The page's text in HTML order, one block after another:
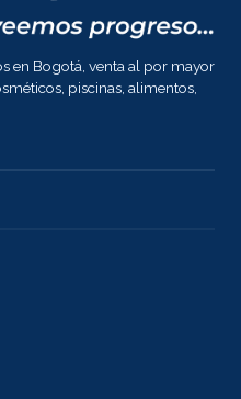
en Bogotá, venta al por mayor
piscinas, alimentos,